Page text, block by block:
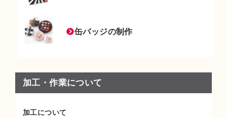
缶バッジの制作
加工・作業について
加工について